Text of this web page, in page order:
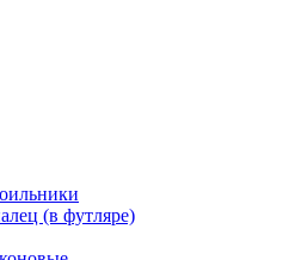
(в футляре)